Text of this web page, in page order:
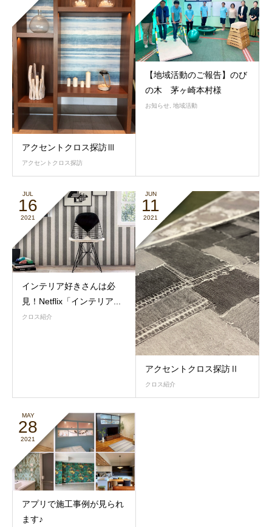
アクセントクロス探訪Ⅲ
アクセントクロス探訪
【地域活動のご報告】のび
の木 茅ヶ崎本村様
お知らせ 地域活動
JUL
16
2021
インテリア好きさんは必
見！Netflix「インテリア...
クロス紹介
JUN
11
2021
アクセントクロス探訪Ⅱ
クロス紹介
MAY
28
2021
アプリで施工事例が見られ
ます♪